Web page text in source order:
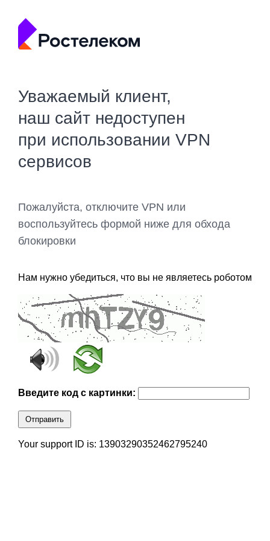
Уважаемый клиент,
наш сайт недоступен
при использовании VPN
сервисов
Пожалуйста, отключите VPN или
воспользуйтесь формой ниже для обхода
блокировки
Нам нужно убедиться, что вы не являетесь роботом
Введите код с картинки:
Отправить
Your support ID is: 13903290352462795240